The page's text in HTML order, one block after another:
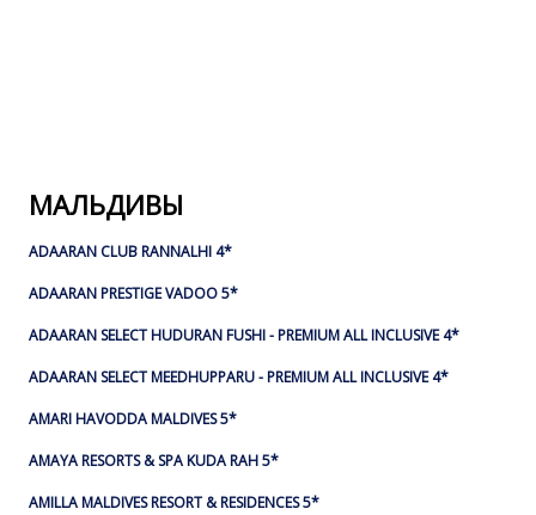
МАЛЬДИВЫ
ADAARAN CLUB RANNALHI 4*
ADAARAN PRESTIGE VADOO 5*
ADAARAN SELECT HUDURAN FUSHI - PREMIUM ALL INCLUSIVE 4*
ADAARAN SELECT MEEDHUPPARU - PREMIUM ALL INCLUSIVE 4*
AMARI HAVODDA MALDIVES 5*
AMAYA RESORTS & SPA KUDA RAH 5*
AMILLA MALDIVES RESORT & RESIDENCES 5*